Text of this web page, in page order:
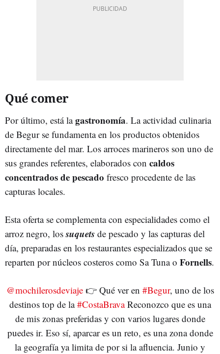
Qué comer
Por último, está lagastronomía. La actividad culinaria
de Begur se fundamenta en los productos obtenidos
directamente del mar. Los arroces marineros son uno de
sus grandes referentes, elaborados con caldos
concentrados de pescado fresco procedente de las
capturas locales.
Esta oferta se complementa con especialidades como el
arroz negro, lossuquets de pescado y las capturas del
día, preparadas en los restaurantes especializados que se
reparten por núcleos costeros como Sa Tuna o Fornells.
@mochilerosdeviaje👉 Qué ver en #Begur, uno de los
destinos top de la#CostaBravaReconozco que es una
de mis zonas preferidas y con varios lugares donde
puedes ir. Eso sí, aparcar es un reto, es una zona donde
la geografía ya limita de por si la afluencia. Junio y